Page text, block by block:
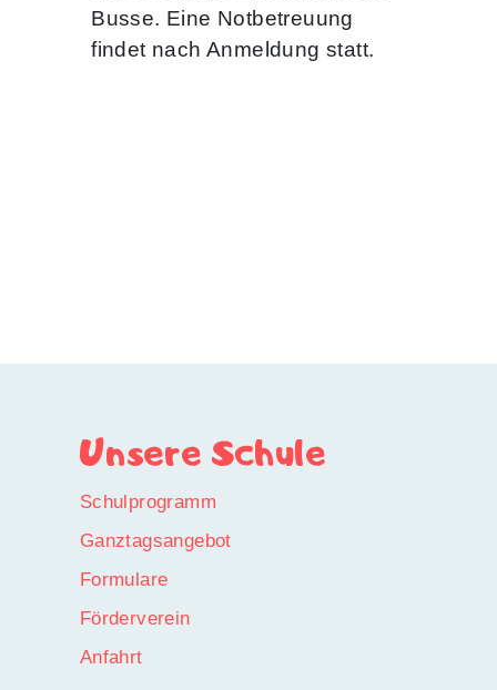
Busse. Eine Notbetreuung
findet nach Anmeldung statt.
Unsere Schule
Schulprogramm
Ganztagsangebot
Formulare
Förderverein
Anfahrt